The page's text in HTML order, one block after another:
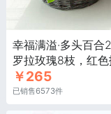
幸福满溢·多头百合
罗拉玫瑰8枝，红
枝
￥265
已销售6573件